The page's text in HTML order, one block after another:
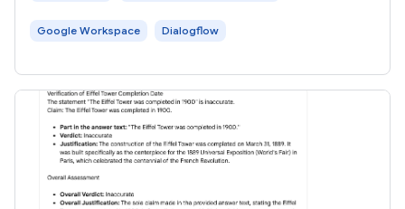
Google Workspace Dialogflow